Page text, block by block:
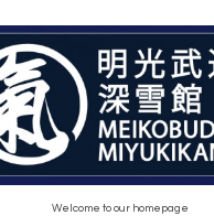
Welcome to our homepage